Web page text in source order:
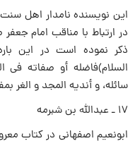
این نویسنده نامدار اهل
در ارتباط با مناقب امام
ذکر نموده است در این
السلام)فاضله أو صفاته فى
سائله، و أندیه المجد و الغر
۱۷ ـ عبدالله بن شبرمه
ابونعیم اصفهانى در کتاب